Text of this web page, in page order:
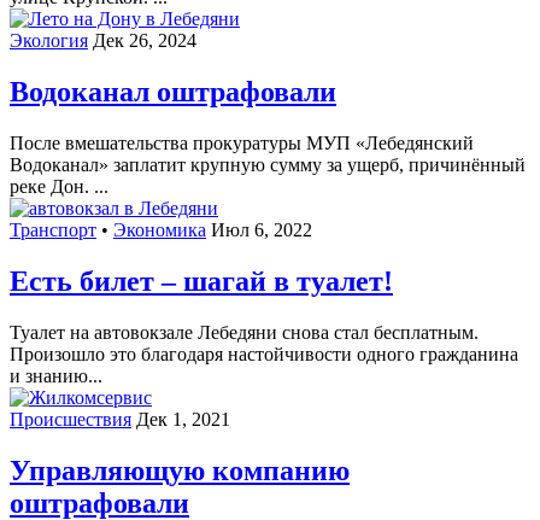
Экология Дек 26, 2024
Водоканал оштрафовали
После вмешательства прокуратуры МУП «Лебедянский
Водоканал» заплатит крупную сумму за ущерб, причинённый
реке Дон. ...
Транспорт • Экономика Июл 6, 2022
Есть билет – шагай в туалет!
Туалет на автовокзале Лебедяни снова стал бесплатным.
Произошло это благодаря настойчивости одного гражданина
и знанию...
Происшествия Дек 1, 2021
Управляющую компанию
оштрафовали